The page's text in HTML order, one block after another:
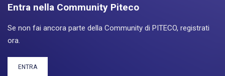
Entra nella Community Piteco
Se non fai ancora parte della Community di PITECO, registrati
ora.
ENTRA